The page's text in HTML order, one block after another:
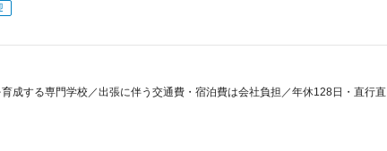
成する専門学校／出張に伴う交通費・宿泊費は会社負担／年休128日・直行直